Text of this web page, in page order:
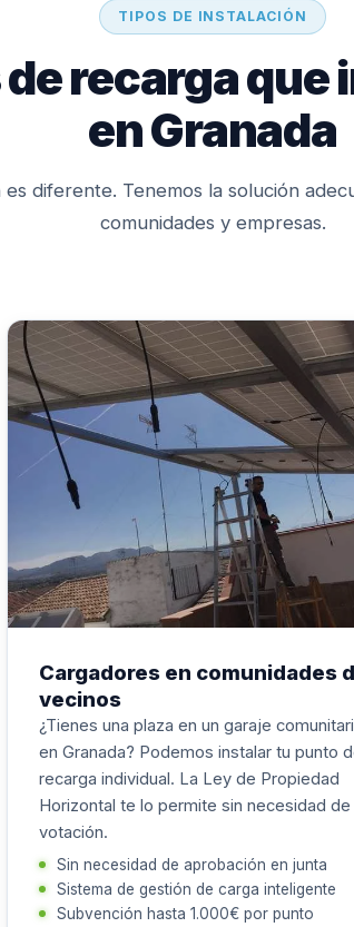
TIPOS DE INSTALACIÓN
recarga que
en Granada
es diferente. Tenemos la solución
comunidades y empresas.
Cargadores en comunidades
vecinos
¿Tienes una plaza en un garaje
en Granada? Podemos instalar tu punto
recarga individual. La Ley de Propiedad
Horizontal te lo permite sin necesidad de
votación.
Sin necesidad de aprobación en junta
Sistema de gestión de carga inteligente
Subvención hasta 1.000€ por punto